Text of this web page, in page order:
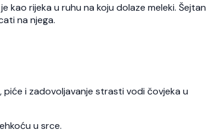
kao rijeka u ruhu na koju dolaze meleki. Šejtan
na njega.
i zadovoljavanje strasti vodi čovjeka u
u srce.